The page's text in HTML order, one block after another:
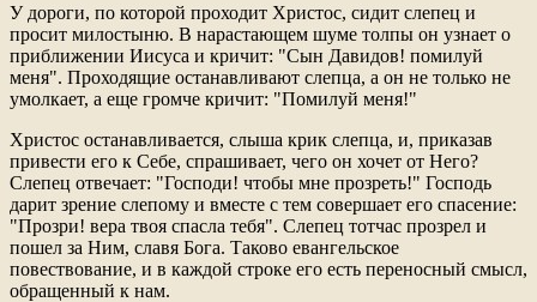
У дороги, по которой проходит Христос, сидит слепец и
просит милостыню. В нарастающем шуме толпы он узнает о
приближении Иисуса и кричит: "Сын Давидов! помилуй
меня". Проходящие останавливают слепца, а он не только не
умолкает, а еще громче кричит: "Помилуй меня!"
Христос останавливается, слыша крик слепца, и, приказав
привести его к Себе, спрашивает, чего он хочет от Него?
Слепец отвечает: "Господи! чтобы мне прозреть!" Господь
дарит зрение слепому и вместе с тем совершает его спасение:
"Прозри! вера твоя спасла тебя". Слепец тотчас прозрел и
пошел за Ним, славя Бога. Таково евангельское
повествование, и в каждой строке его есть переносный смысл,
обращенный к нам.